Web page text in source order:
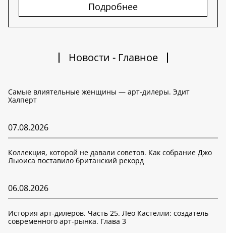
Подробнее
Новости - Главное
Самые влиятельные женщины — арт-дилеры. Эдит
Халперт
07.08.2026
Коллекция, которой не давали советов. Как собрание Джо
Льюиса поставило британский рекорд
06.08.2026
История арт-дилеров. Часть 25. Лео Кастелли: создатель
современного арт-рынка. Глава 3